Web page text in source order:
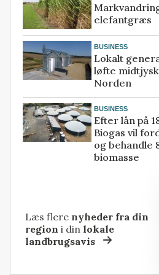
elefantgræs
BUSINESS
Lokalt
løfte
Norden
BUSINESS
Efter lån på
Biogas vil
og behandle
biomasse
Læs flere nyheder fra din
region i dinlokale
landbrugsavis